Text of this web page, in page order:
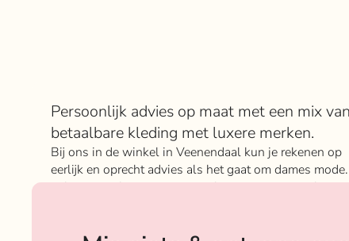
Over Rokje Klokje
Persoonlijk advies op maat met een mix van
betaalbare kleding met luxere merken.
Bij ons in de winkel in Veenendaal kun je rekenen op
eerlijk en oprecht advies als het gaat om dames
geloven sterk in ons concept; het mixen en matchen